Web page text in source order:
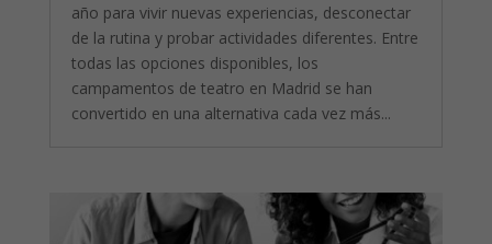
año para vivir nuevas experiencias, desconectar
de la rutina y probar actividades diferentes. Entre
todas las opciones disponibles, los
campamentos de teatro en Madrid se han
convertido en una alternativa cada vez más...